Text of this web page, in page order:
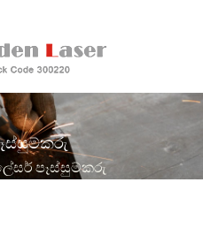
පෑස්සුම්කරු